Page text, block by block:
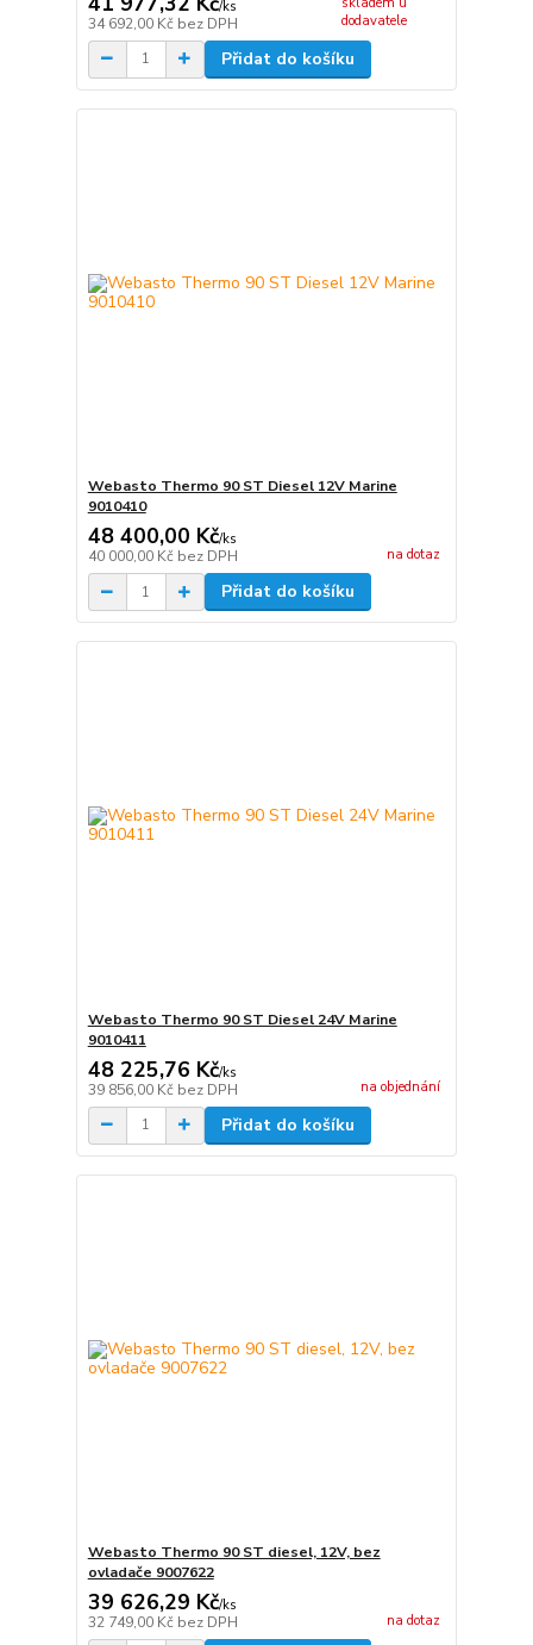
/ks
34 692,00 Kč bez DPH
dodavatele
Přidat do košíku
Webasto Thermo 90 ST Diesel 12V Marine
9010410
48 400,00 Kč/ks
40 000,00 Kč bez DPH na dotaz
Přidat do košíku
Webasto Thermo 90 ST Diesel 24V Marine
9010411
48 225,76 Kč/ks
39 856,00 Kč bez DPH na objednání
Přidat do košíku
Webasto Thermo 90 ST diesel, 12V, bez
ovladače 9007622
39 626,29 Kč/ks
32 749,00 Kč bez DPH na dotaz